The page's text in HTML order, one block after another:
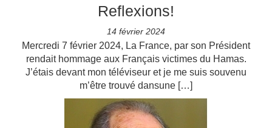
Reflexions!
14 février 2024
Mercredi 7 février 2024, La France, par son Président
rendait hommage aux Français victimes du Hamas.
J’étais devant mon téléviseur et je me suis souvenu
m’être trouvé dansune […]